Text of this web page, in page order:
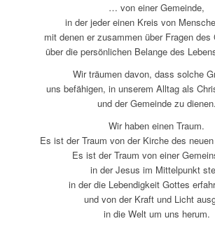
… von einer Gemeinde,
in der jeder einen Kreis von
mit denen er zusammen über Fragen des
über die persönlichen Belange des
Wir träumen davon, dass solche
uns befähigen, in unserem Alltag als
und der Gemeinde zu dienen.
Wir haben einen Traum.
Es ist der Traum von der Kirche des
Es ist der Traum von einer
in der Jesus im Mittelpunkt
in der die Lebendigkeit Gottes
und von der Kraft und Licht
in die Welt um uns herum.